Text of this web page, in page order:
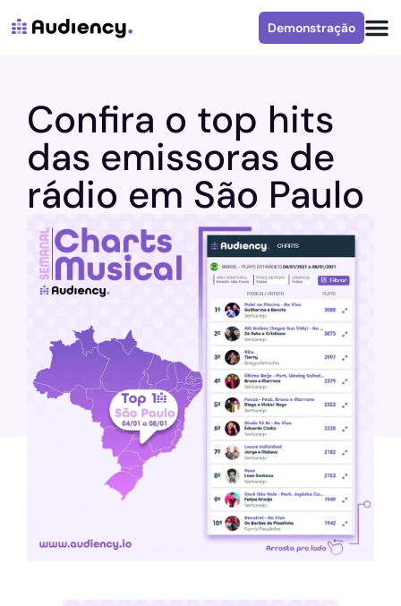
Demonstração
Confira o top hits
das emissoras de
rádio em São Paulo